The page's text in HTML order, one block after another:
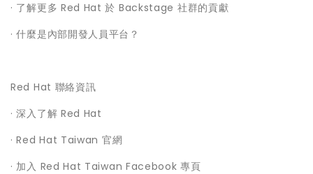
· 了解更多 Red Hat 於 Backstage 社群的貢獻
· 什麼是內部開發人員平台？
Red Hat 聯絡資訊
· 深入了解 Red Hat
· Red Hat Taiwan 官網
· 加入 Red Hat Taiwan Facebook 專頁